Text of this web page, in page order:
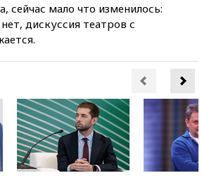
сейчас мало что изменилось:
дискуссия театров с